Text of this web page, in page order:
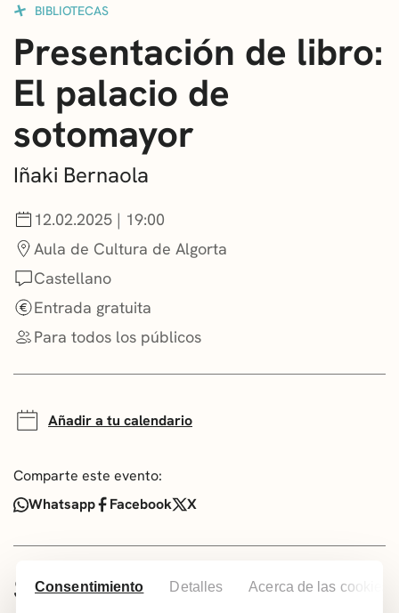
Consentimiento Detalles Acerca de las cookies
NOTICIAS
GETXO KULTURA
ASOCIACIONES CULTURALES
BIBLIOTECAS
Presentación de libro:
El palacio de
sotomayor
Iñaki Bernaola
12.02.2025 | 19:00
Aula de Cultura de Algorta
Castellano
Entrada gratuita
Para todos los públicos
Añadir a tu calendario
Comparte este evento:
Whatsapp
Facebook X
SOBRE LA ACTIVIDAD